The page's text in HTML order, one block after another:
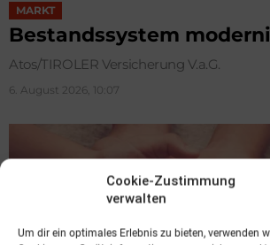
Cookie-Zustimmung
verwalten
Um dir ein optimales Erlebnis zu bieten, verwenden
MARKT
Bestandssystem
Atos/TIROLER Versicherung V.a.G.
6. August 2026, 10:07